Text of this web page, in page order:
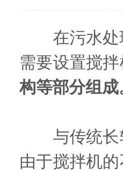
在污水处理
需要设置搅
构等部分组
与传统长轴
由于搅拌机